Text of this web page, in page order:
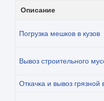
Описание
Погрузка мешков в кузов
Вывоз строительного
Откачка и вывоз грязной